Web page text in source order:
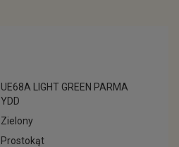
UE68A LIGHT GREEN PARMA
YDD
Zielony
Prostokąt